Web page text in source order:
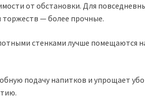
от обстановки. Для
торжеств — более прочные.
стенками лучше помещаются
подачу напитков и упрощает